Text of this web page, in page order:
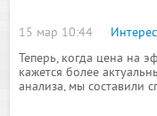
15 мар 10:44
Теперь, когда цена на
кажется более
анализа, мы составили